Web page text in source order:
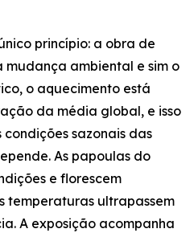
princípio: a obra de
ambiental e sim o
o aquecimento está
da média global, e isso
sazonais das
As papoulas do
e florescem
temperaturas ultrapassem
A exposição acompanha